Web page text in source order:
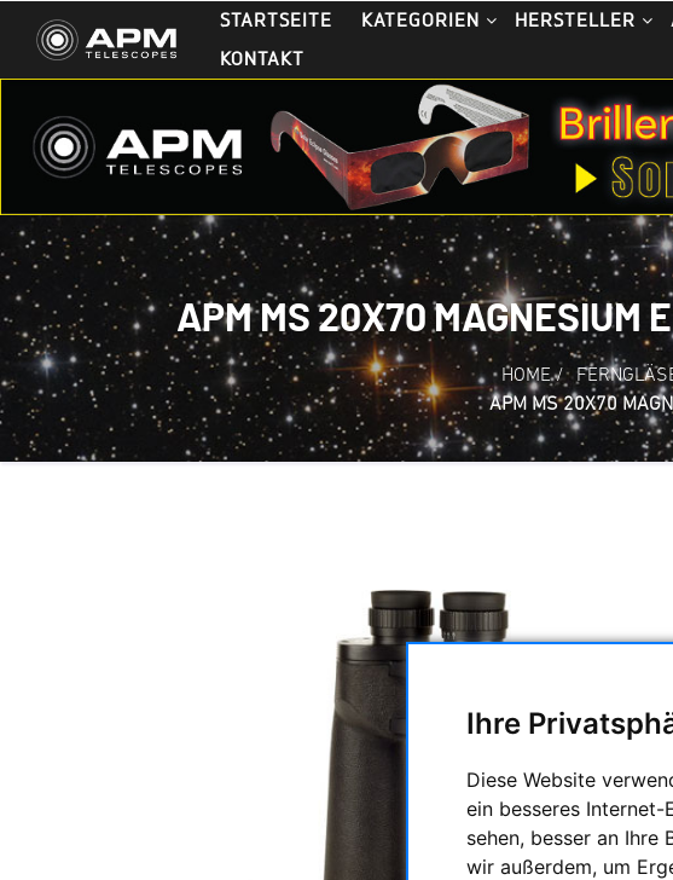
Ihre
Diese Website
ein besseres Internet-
sehen, besser an Ihre
wir außerdem, um
STARTSEITE KATEGORIEN HERSTELLER
KONTAKT
APM MS 20X70 MAGNESIUM
HOME /
APM MS 20X70